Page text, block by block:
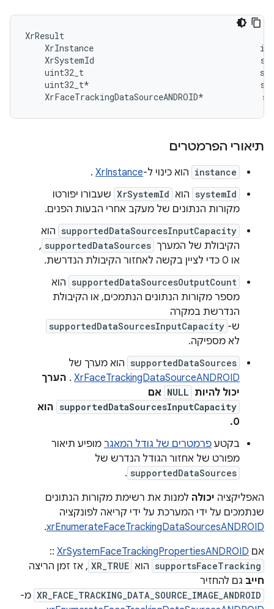
XrResult
XrInstance
XrSystemId
uint32_t
uint32_t*
תיאורי הפרמטרים
instance הוא כינוי ל-XrInstance
.
systemId הוא XrSystemId שעבורו יפורטו
מקורות הנתונים של מעקב אחרי הבעות הפנים.
supportedDataSourcesInputCapacity הוא
הקיבולת של המערך supportedDataSources
,
או 0 כדי לציין בקשה לאחזור הקיבולת הנדרשת.
supportedDataSourcesOutputCount הוא
מספר מקורות הנתונים הנתמכים, או הקיבולת
הנדרשת במקרה
ש- supportedDataSourcesInputCapacity
לא מספיקה.
supportedDataSources הוא מערך של
XrFaceTrackingDataSourceANDROID
. הערך
יכול להיות NULL אם
supportedDataSourcesInputCapacity הוא
0.
בקטע פרמטרים של גודל המאגר מופיע תיאור
מפורט של אחזור הגודל הנדרש של
supportedDataSources
.
האפליקציה יכולה למנות את רשימת מקורות הנתונים
שנתמכים על ידי המערכת על ידי קריאה לפונקציה
xrEnumerateFaceTrackingDataSourcesANDROID
.
אם XrSystemFaceTrackingPropertiesANDROID
::
supportsFaceTracking הוא XR_TRUE , אז זמן הריצה
חייב גם להחזיר
XR_FACE_TRACKING_DATA_SOURCE_IMAGE_ANDROID מ-